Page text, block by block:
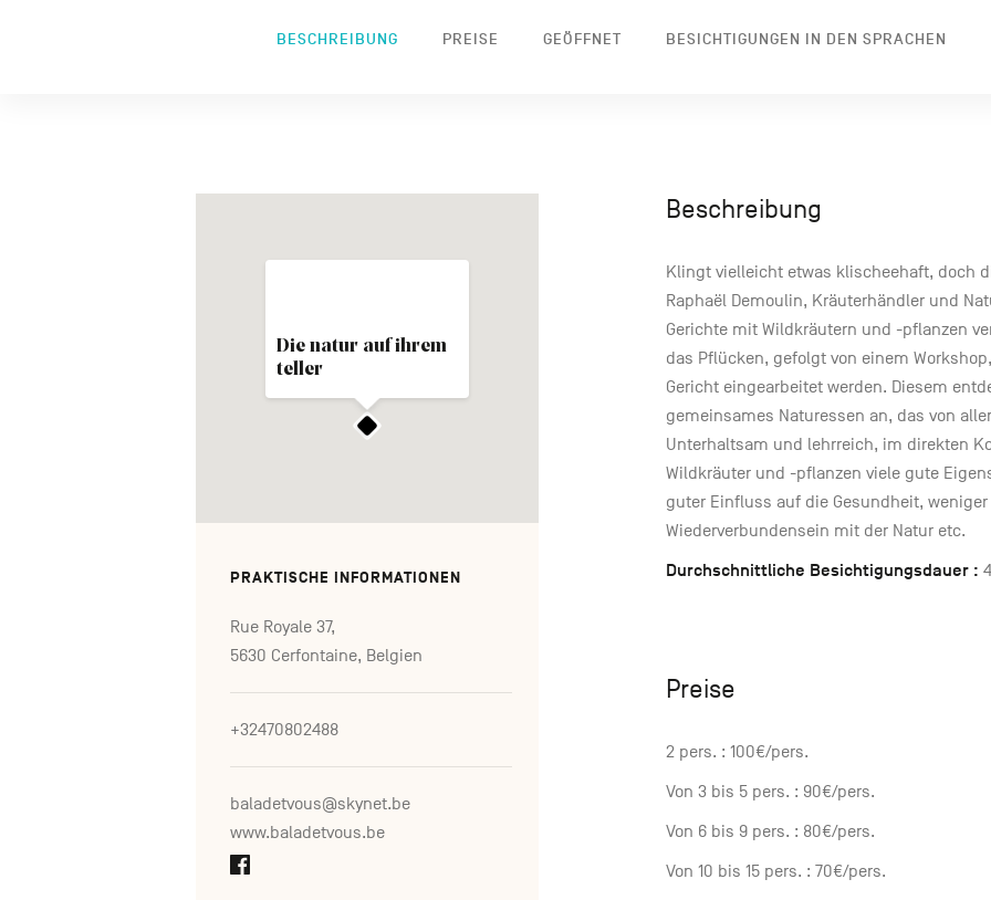
BESCHREIBUNG PREISE GEÖFFNET BESICHTIGUNGEN IN DEN SPRACHEN
Die natur auf ihrem
teller
PRAKTISCHE INFORMATIONEN
Rue Royale 37,
5630 Cerfontaine, Belgien
+32470802488
baladetvous@skynet.be
www.baladetvous.be
Beschreibung
Klingt vielleicht etwas klischeehaft, doch
Raphaël Demoulin, Kräuterhändler und
Gerichte mit Wildkräutern und -pflanzen
das Pflücken, gefolgt von einem
Gericht eingearbeitet werden. Diesem
gemeinsames Naturessen an, das von
Unterhaltsam und lehrreich, im direkten
Wildkräuter und -pflanzen viele gute
guter Einfluss auf die Gesundheit,
Wiederverbundensein mit der Natur etc.
Durchschnittliche Besichtigungsdauer :
Preise
2 pers. : 100€/pers.
Von 3 bis 5 pers. : 90€/pers.
Von 6 bis 9 pers. : 80€/pers.
Von 10 bis 15 pers. : 70€/pers.